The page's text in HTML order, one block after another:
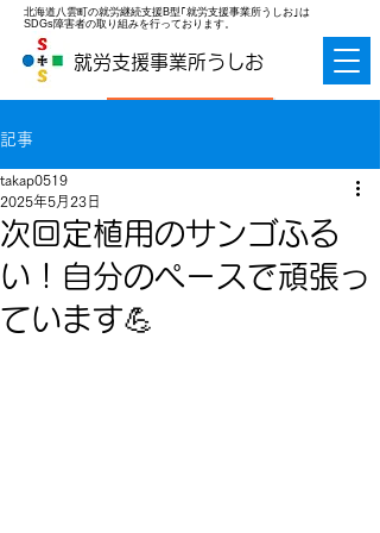
北海道八雲町の就労継続支援B型｢就労支援事業所うしお｣は
SDGs障害者の取り組みを行っております。
就労支援事業所うしお
記事
次回定植用のサンゴふる
い！自分のペースで頑張っ
ています💪
takap0519
2025年5月23日